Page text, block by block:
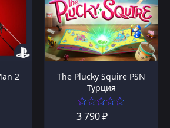
2
The Plucky Squire PSN
Турция
3 790 ₽